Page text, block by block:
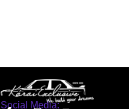
Social Media: